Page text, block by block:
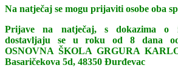
Na natječaj se mogu prijaviti osobe oba
Prijave na natječaj, s dokazima o
dostavljaju se u roku od 8 dana
OSNOVNA ŠKOLA GRGURA
Basaričekova 5d, 48350 Đurđevac